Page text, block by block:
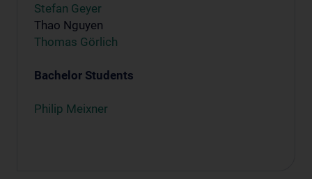
Stefan Geyer
Thao Nguyen
Thomas Görlich
Bachelor Students
Philip Meixner